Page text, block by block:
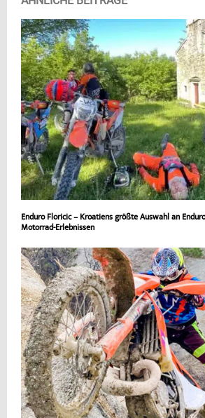
Enduro Floricic – Kroatiens größte Auswahl an
Motorrad-Erlebnissen